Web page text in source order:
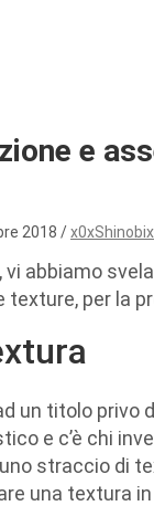
e
2018
abbiamo
texture, per la
un titolo
e c’è chi
straccio di
una textura